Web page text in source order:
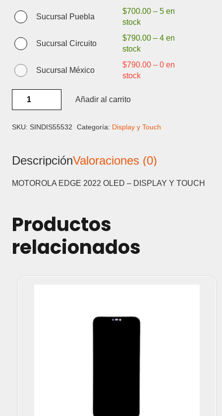
Sucursal Puebla
$700.00– 5 en
stock
Sucursal Circuito
$790.00– 4 en
stock
Sucursal México
$790.00– 0 en
stock
EDGE
OLED
Y
cantidad
Añadir al carrito
SKU: SINDIS55532 Categoría: Display y Touch
DescripciónValoraciones (0)
MOTOROLA EDGE 2022 OLED – DISPLAY Y TOUCH
Productos
relacionados